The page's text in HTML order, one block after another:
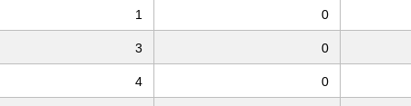
1 0
3 0
4 0